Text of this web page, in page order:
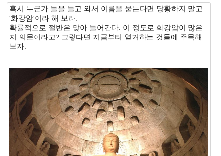
혹시 누군가 돌을 들고 와서 이름을 묻는다면 당황하지 말고
'화강암'이라 해 보라.
확률적으로 절반은 맞아 들어간다. 이 정도로 화강암이 많은
지 의문이라고? 그렇다면 지금부터 열거하는 것들에 주목해
보자.